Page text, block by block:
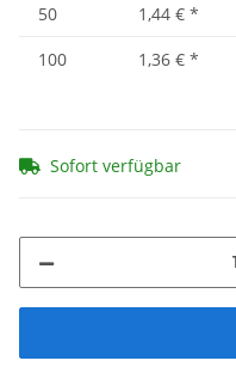
50
1,44 € *
100
1,36 € *
Sofort verfügbar